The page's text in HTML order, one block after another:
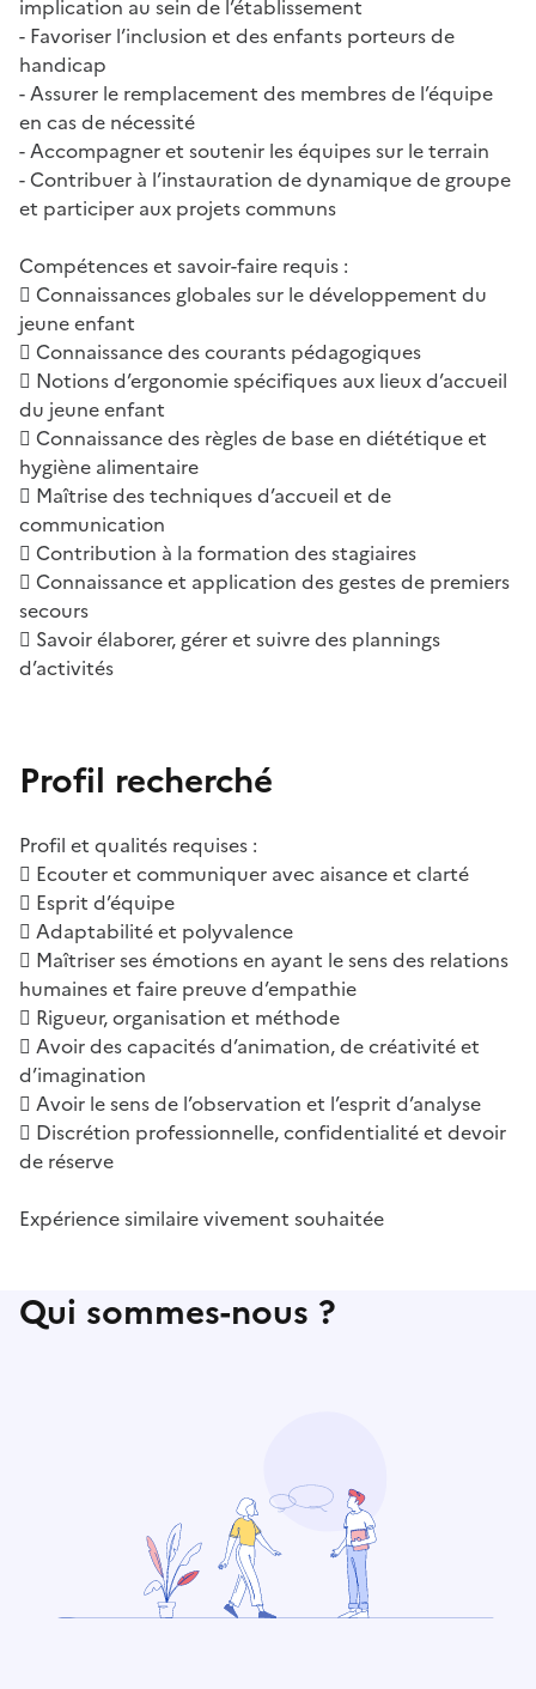
implication au sein de l’établissement
- Favoriser l’inclusion et des enfants porteurs de
handicap
- Assurer le remplacement des membres de l’équipe
en cas de nécessité
- Accompagner et soutenir les équipes sur le terrain
- Contribuer à l’instauration de dynamique de groupe
et participer aux projets communs
Compétences et savoir-faire requis :
 Connaissances globales sur le développement du
jeune enfant
 Connaissance des courants pédagogiques
 Notions d’ergonomie spécifiques aux lieux d’accueil
du jeune enfant
 Connaissance des règles de base en diététique et
hygiène alimentaire
 Maîtrise des techniques d’accueil et de
communication
 Contribution à la formation des stagiaires
 Connaissance et application des gestes de premiers
secours
 Savoir élaborer, gérer et suivre des plannings
d’activités
Profil recherché
Profil et qualités requises :
 Ecouter et communiquer avec aisance et clarté
 Esprit d’équipe
 Adaptabilité et polyvalence
 Maîtriser ses émotions en ayant le sens des relations
humaines et faire preuve d’empathie
 Rigueur, organisation et méthode
 Avoir des capacités d’animation, de créativité et
d’imagination
 Avoir le sens de l’observation et l’esprit d’analyse
 Discrétion professionnelle, confidentialité et devoir
de réserve
Expérience similaire vivement souhaitée
Qui sommes-nous ?